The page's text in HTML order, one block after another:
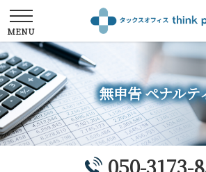
無申告 ペナルテ
050-3173-